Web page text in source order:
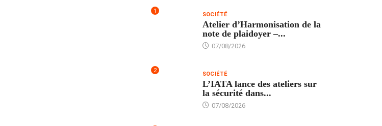
1 SOCIÉTÉ
Atelier d’Harmonisation de la
note de plaidoyer –...
07/08/2026
2 SOCIÉTÉ
L’IATA lance des ateliers sur
la sécurité dans...
07/08/2026